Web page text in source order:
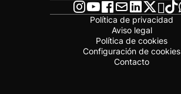
Política de privacidad
Aviso legal
Política de cookies
Configuración de cookies
Contacto